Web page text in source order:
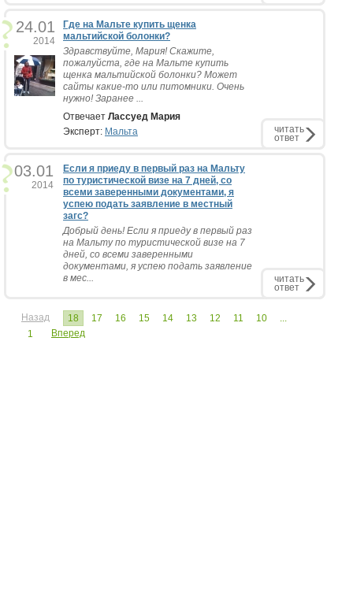
24.01
2014
Где на Мальте купить щенка
мальтийской болонки?
Здравствуйте, Мария! Скажите,
пожалуйста, где на Мальте купить
щенка мальтийской болонки? Может
сайты какие-то или питомники. Очень
нужно! Заранее ...
Отвечает Лассуед Мария
Эксперт: Мальта читать
ответ
03.01
2014
Если я приеду в первый раз на Мальту
по туристической визе на 7 дней, со
всеми заверенными документами, я
успею подать заявление в местный
загс?
Добрый день! Если я приеду в первый раз
на Мальту по туристической визе на 7
дней, со всеми заверенными
документами, я успею подать заявление
в мес...
читать
ответ
Назад 18 17 16 15 14 13 12 11 10
...
1
Вперед